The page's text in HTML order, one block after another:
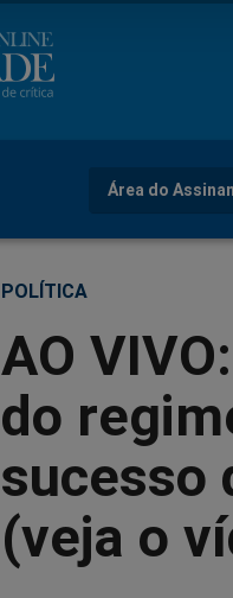
Área do
POLÍTICA
AO
do
sucesso
(veja o